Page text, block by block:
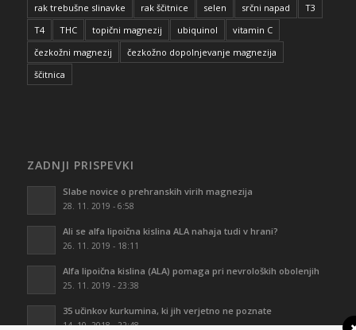
rak trebušne slinavke
rak ščitnice selen srčni napad
T3
T4
THC topični magnezij ubiquinol
vitamin C
čezkožni magnezij
čezkožno dopolnjevanje magnezija
ščitnica
ZADNJI PRISPEVKI
Slabe novice o prehranskih virih magnezija
28. 11. 2019 - 6:58
Ali se alfa lipoična kislina ALA nahaja tudi v hrani?
26. 11. 2019 - 18:11
Alfa lipoična kislina (ALA) pomaga pri nevroloških obolenjih
25. 11. 2019 - 23:38
35 učinkov kurkumina, ki jih verjetno ne poznate
14. 10. 2018 - 22:48